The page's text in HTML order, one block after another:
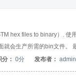
hex files to binary）.
会生产所需的bin文件。
： 0分 发布者：